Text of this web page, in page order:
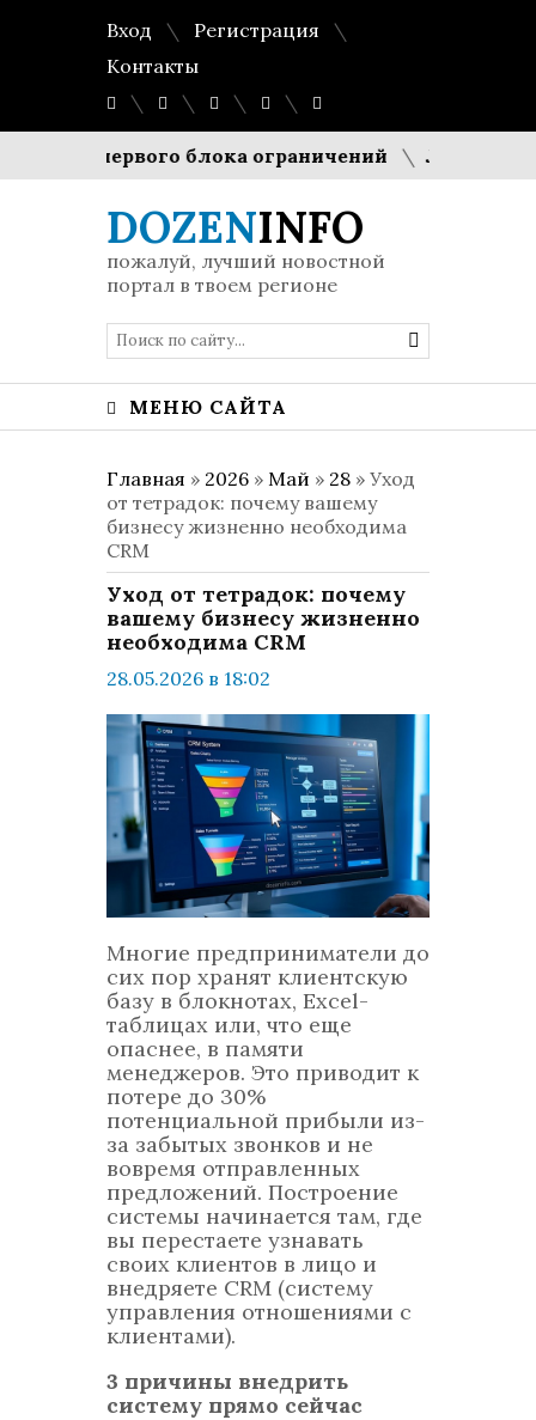
Вход
Регистрация
Контакты
первого блока ограничений Локальное
DOZENINFO
пожалуй, лучший новостной
портал в твоем регионе
МЕНЮ САЙТА
Главная » 2026 » Май » 28 » Уход
от тетрадок: почему вашему
бизнесу жизненно необходима
CRM
Уход от тетрадок: почему
вашему бизнесу жизненно
необходима CRM
28.05.2026 в 18:02
комментариев: 0
Многие предприниматели до
сих пор хранят клиентскую
базу в блокнотах, Excel-
таблицах или, что еще
опаснее, в памяти
менеджеров. Это приводит к
потере до 30%
потенциальной прибыли из-
за забытых звонков и не
вовремя отправленных
предложений. Построение
системы начинается там, где
вы перестаете узнавать
своих клиентов в лицо и
внедряете CRM (систему
управления отношениями с
клиентами).
3 причины внедрить
систему прямо сейчас